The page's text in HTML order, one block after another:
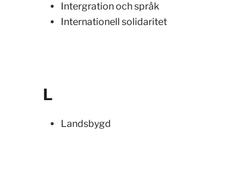
Intergration och språk
Internationell solidaritet
L
Landsbygd